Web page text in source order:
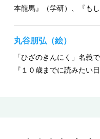
本龍馬』（学研）、『も
丸谷朋弘（絵）
「ひざのきんにく」名義
『１０歳までに読みたい